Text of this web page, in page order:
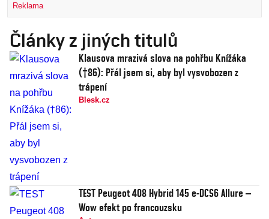
Reklama
Články z jiných titulů
Klausova mrazivá slova na pohřbu Knížáka
(†86): Přál jsem si, aby byl vysvobozen z
trápení
Blesk.cz
TEST Peugeot 408 Hybrid 145 e-DCS6 Allure –
Wow efekt po francouzsku